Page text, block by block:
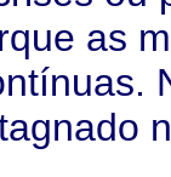
as